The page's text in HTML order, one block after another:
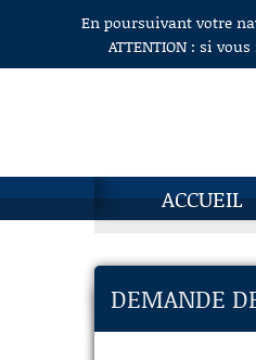
Aller au contenuEn poursuivant votre
ATTENTION : si
ACCUEIL
DEMANDE